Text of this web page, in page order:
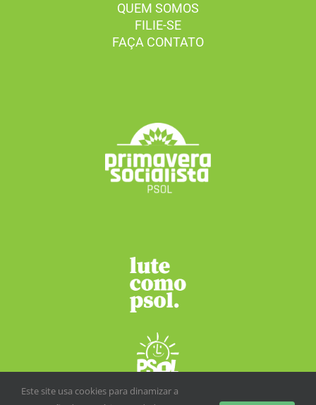
QUEM SOMOS
FILIE-SE
FAÇA CONTATO
Este site usa cookies para dinamizar a